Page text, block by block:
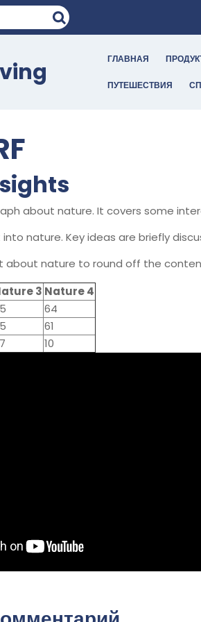
ГЛАВНАЯ
ПУТЕШЕСТВИЯ
about nature. It covers some
nature. Key ideas are briefly
about nature to round off the
3 Nature 4
64
61
10